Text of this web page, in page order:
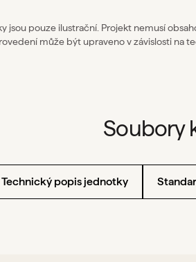
jsou pouze ilustrační. Projekt nemusí
může být upraveno v závislosti na
Soubory
Technický popis jednotky